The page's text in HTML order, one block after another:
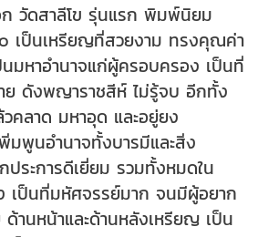
วัดสาลีโข รุ่นแรก พิมพ์นิยม
เป็นเหรียญที่สวยงาม ทรงคุณค่า
มหาอำนาจแก่ผู้ครอบครอง เป็นที่
ย ดังพญาราชสีห์ ไม่รู้จบ อีกทั้ง
คลาด มหาอุด และอยู่ยง
มพูนอำนาจทั้งบารมีและสิ่ง
ระการดีเยี่ยม รวมทั้งหมดใน
เป็นที่มหัศจรรย์มาก จนมีผู้อยาก
านหน้าและด้านหลังเหรียญ เป็น